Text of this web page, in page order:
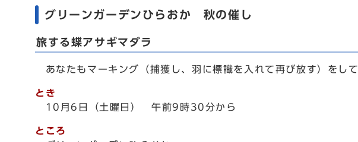
グリーンガーデンひらおか 秋の催し
旅する蝶アサギマダラ
あなたもマーキング（捕獲し、羽に標識を入れて再び放す）をして
とき
10月6日（土曜日） 午前9時30分から
ところ